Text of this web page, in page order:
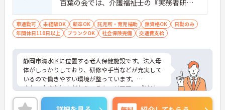
百葉の会では、介護福祉士の『実務者研
修』を働きながら ”無料”で受講することが
できます。未経験、経験の浅い方も しっか
りサポートしますのでご安心ください。
車通勤可 未経験OK 新卒OK 託児所・育児補助 無資格OK
日勤のみ
年間休日110日以上
ブランクOK 社会保険完備 交通費支給
静岡市清水区に位置する老人保健施設です。法人母
体がしっかりしており、研修や手当などが充実して
いるので働きやすい環境が整っています。
また、大きな法人だからこそキャリアアップビジョ
ンも明確です。「現場⇒リーダー⇒主任⇒係長⇒課
長(病棟科長・施設長・所長・事務長など)⇒次長⇒